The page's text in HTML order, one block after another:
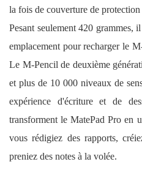
la fois de couverture de
Pesant seulement 420 grammes,
emplacement pour recharger le
Le M-Pencil de deuxième
et plus de 10 000 niveaux de
expérience d'écriture et de
transforment le MatePad Pro en
vous rédigiez des rapports,
preniez des notes à la volée.